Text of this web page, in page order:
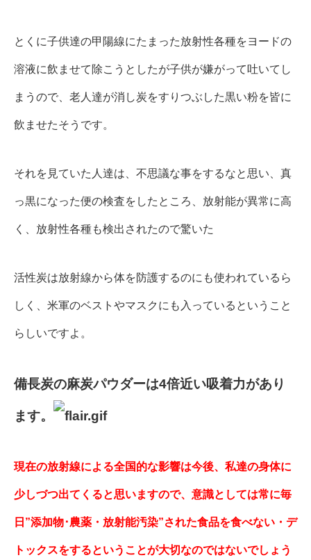
とくに子供達の甲陽線にたまった放射性各種をヨードの
溶液に飲ませて除こうとしたが子供が嫌がって吐いてし
まうので、 老人達が消し炭をすりつぶした黒い粉を皆に
飲ませたそうです。
それを見ていた人達は、不思議な事をするなと思い、真
っ黒になった便の検査をしたところ、放射能が異常に高
く、放射性各種も検出されたので驚いた
活性炭は放射線から体を防護するのにも使われているら
しく、米軍のベストやマスクにも入っているということ
らしいですよ。
備長炭の麻炭パウダーは4倍近い吸着力があり
ます。
現在の放射線による全国的な影響は今後、私達の身体に
少しづつ出てくると思いますので、意識としては常に毎
日”添加物･農薬・放射能汚染”された食品を食べない・デ
トックスをするということが大切なのではないでしょう